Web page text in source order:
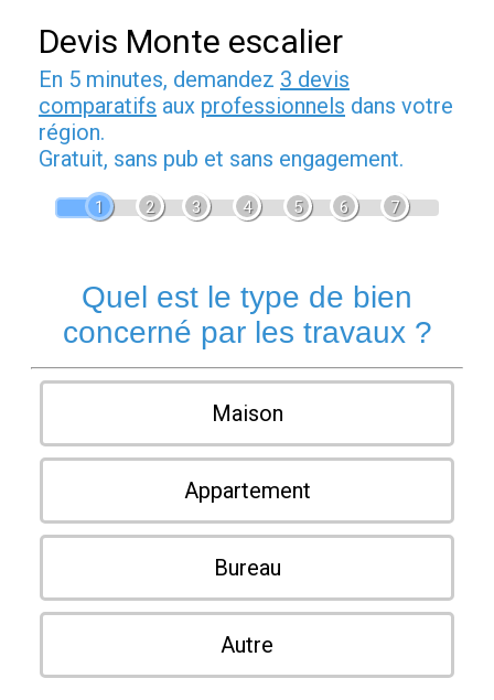
Devis Monte escalier
En 5 minutes, demandez 3 devis
comparatifs aux professionnels dans votre
région.
Gratuit, sans pub et sans engagement.
1 2 3 4 5 6 7
Quel est le type de bien
concerné par les travaux ?
Maison
Appartement
Bureau
Autre